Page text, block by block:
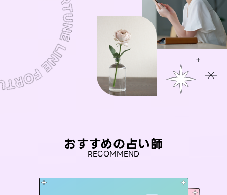
おすすめの占い師
RECOMMEND